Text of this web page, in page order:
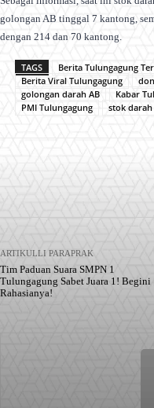
golongan AB tinggal 7 kantong,
dengan 214 dan 70 kantong.
TAGS Berita Tulungagung
Berita Viral Tulungagung
golongan darah AB
Kabar
PMI Tulungagung
stok darah
ARTIKULLI PARAPRAK
Tim Paduan Suara SMPN 1
Tulungagung Sabet Juara 1! Begini
Rahasianya!